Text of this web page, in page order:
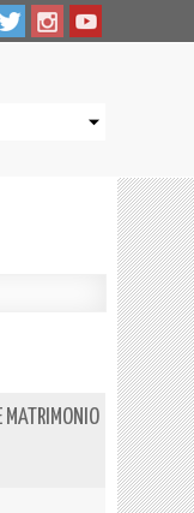
MATRIMONIO